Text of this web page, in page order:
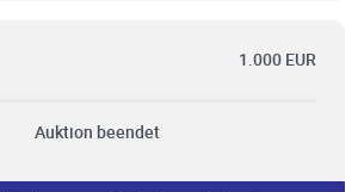
1.000 EUR
Auktion beendet